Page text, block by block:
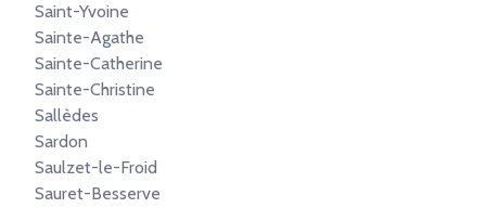
Saint-Yvoine
Sainte-Agathe
Sainte-Catherine
Sainte-Christine
Sallèdes
Sardon
Saulzet-le-Froid
Sauret-Besserve